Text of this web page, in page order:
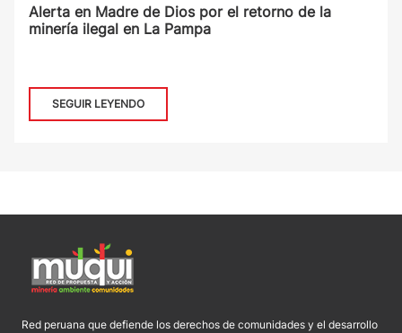
Alerta en Madre de Dios por el retorno de la
minería ilegal en La Pampa
SEGUIR LEYENDO
Red peruana que defiende los derechos de comunidades y el desarrollo